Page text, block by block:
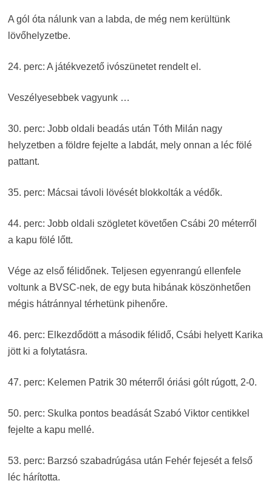
A gól óta nálunk van a labda, de még nem kerültünk
lövőhelyzetbe.
24. perc: A játékvezető ivószünetet rendelt el.
Veszélyesebbek vagyunk …
30. perc: Jobb oldali beadás után Tóth Milán nagy
helyzetben a földre fejelte a labdát, mely onnan a léc fölé
pattant.
35. perc: Mácsai távoli lövését blokkolták a védők.
44. perc: Jobb oldali szögletet követően Csábi 20 méterről
a kapu fölé lőtt.
Vége az első félidőnek. Teljesen egyenrangú ellenfele
voltunk a BVSC-nek, de egy buta hibának köszönhetően
mégis hátránnyal térhetünk pihenőre.
46. perc: Elkezdődött a második félidő, Csábi helyett Karika
jött ki a folytatásra.
47. perc: Kelemen Patrik 30 méterről óriási gólt rúgott, 2-0.
50. perc: Skulka pontos beadását Szabó Viktor centikkel
fejelte a kapu mellé.
53. perc: Barzsó szabadrúgása után Fehér fejesét a felső
léc hárította.